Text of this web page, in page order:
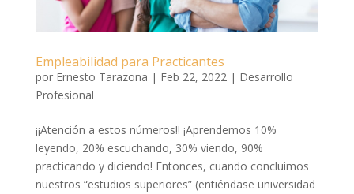
Empleabilidad para Practicantes
por Ernesto Tarazona | Feb 22, 2022| Desarrollo
Profesional
¡¡Atención a estos números!! ¡Aprendemos 10%
leyendo, 20% escuchando, 30% viendo, 90%
practicando y diciendo! Entonces, cuando concluimos
nuestros “estudios superiores” (entiéndase universidad